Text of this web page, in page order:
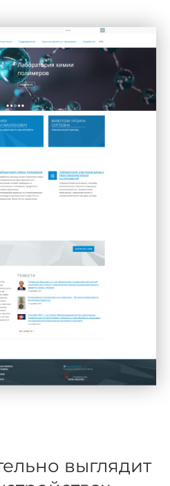
выглядит